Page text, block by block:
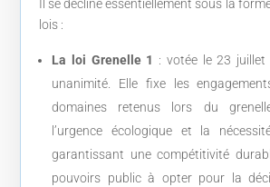
Il se décline essentiellement sous la
lois :
La loi Grenelle 1 : votée le 23
unanimité. Elle fixe les
domaines retenus lors du
l’urgence écologique et la
garantissant une compétitivité
pouvoirs public à opter pour la